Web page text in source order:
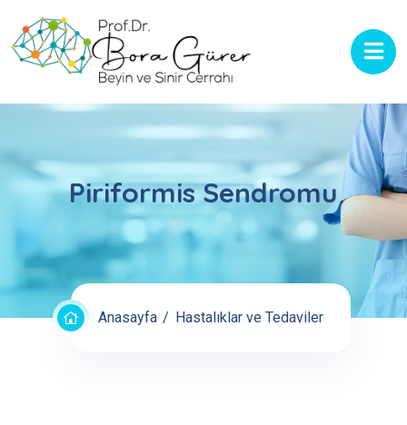
Piriformis Sendromu
Anasayfa Hastalıklar ve Tedaviler